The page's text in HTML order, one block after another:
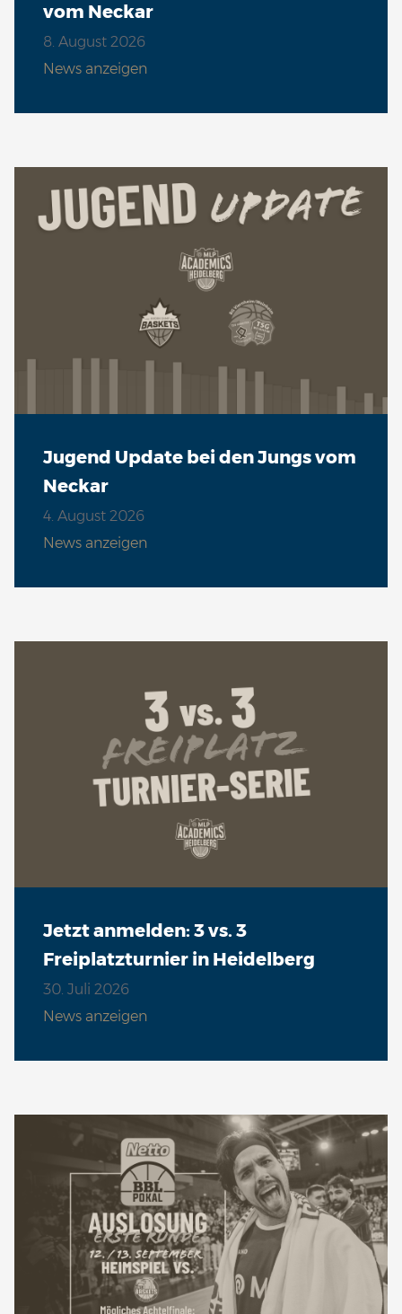
vom Neckar
8. August 2026
News anzeigen
Jugend Update bei den Jungs vom
Neckar
4. August 2026
News anzeigen
Jetzt anmelden: 3 vs. 3
Freiplatzturnier in Heidelberg
30. Juli 2026
News anzeigen